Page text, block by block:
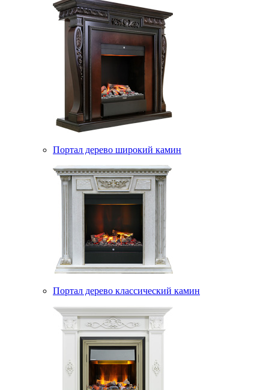
Портал дерево широкий камин
Портал дерево классический камин